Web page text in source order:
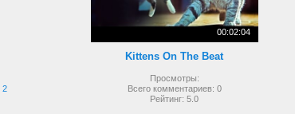
2
00:02:04
Kittens On The Beat
Просмотры:
Всего комментариев: 0
Рейтинг: 5.0